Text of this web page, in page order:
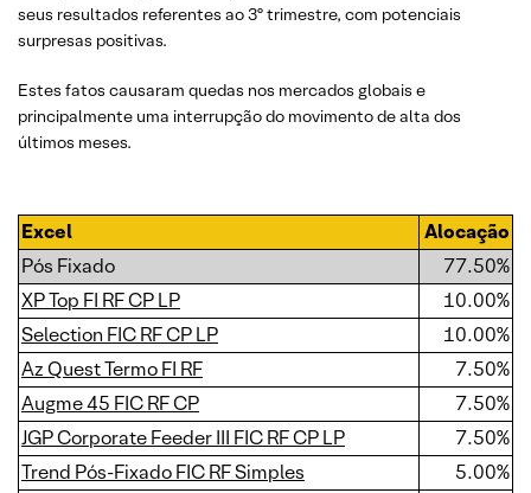
seus resultados referentes ao 3º trimestre, com potenciais
surpresas positivas.
Estes fatos causaram quedas nos mercados globais e
principalmente uma interrupção do movimento de alta dos
últimos meses.
Excel
Alocação
Pós Fixado
77.50%
XP Top FI RF CP LP
10.00%
Selection FIC RF CP LP
10.00%
Az Quest Termo FI RF
7.50%
Augme 45 FIC RF CP
7.50%
JGP Corporate Feeder III FIC RF CP LP
7.50%
Trend Pós-Fixado FIC RF Simples
5.00%